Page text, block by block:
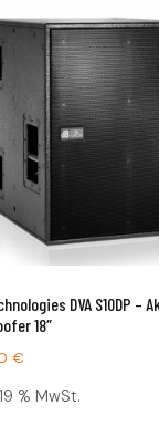
DVA S10DP –
18″
€
% MwSt.